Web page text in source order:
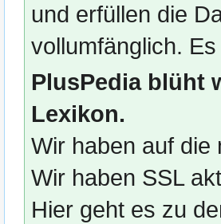
und erfüllen die
vollumfänglich.
PlusPedia blüht
Lexikon.
Wir haben auf die
Wir haben SSL
Hier geht es zu